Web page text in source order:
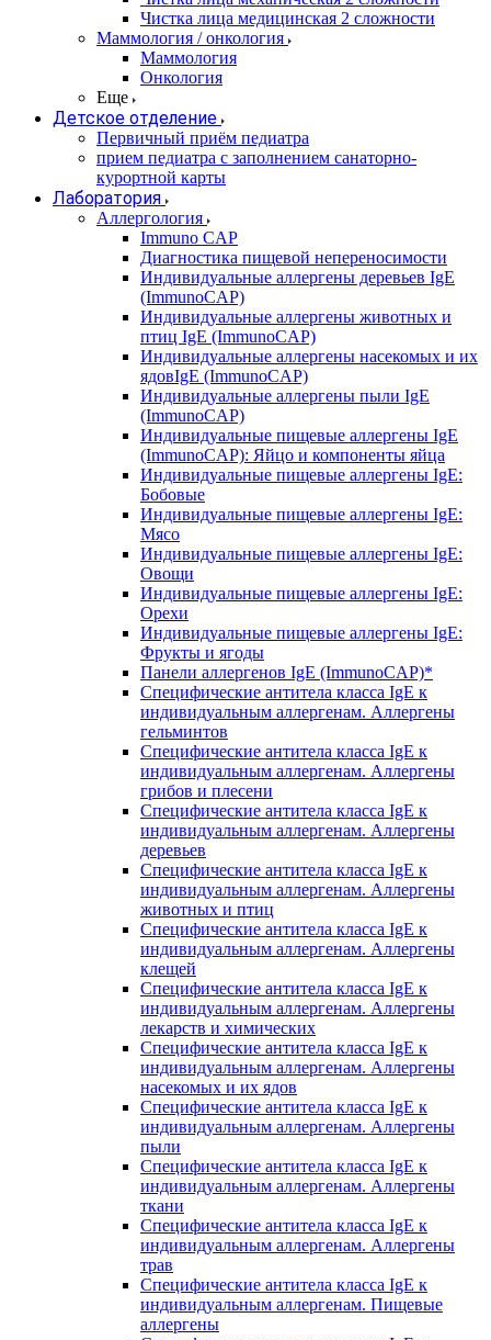
Чистка лица медицинская 2 сложности
Маммология / онкология
Маммология
Онкология
Еще
Детское отделение
Первичный приём педиатра
прием педиатра с заполнением санаторно-
курортной карты
Лаборатория
Аллергология
Immuno CAP
Диагностика пищевой непереносимости
Индивидуальные аллергены деревьев IgE
(ImmunoCAP)
Индивидуальные аллергены животных и
птиц IgE (ImmunoCAP)
Индивидуальные аллергены насекомых и их
ядовIgE (ImmunoCAP)
Индивидуальные аллергены пыли IgE
(ImmunoCAP)
Индивидуальные пищевые аллергены IgE
(ImmunoCAP): Яйцо и компоненты яйца
Индивидуальные пищевые аллергены IgE:
Бобовые
Индивидуальные пищевые аллергены IgE:
Мясо
Индивидуальные пищевые аллергены IgE:
Овощи
Индивидуальные пищевые аллергены IgE:
Орехи
Индивидуальные пищевые аллергены IgE:
Фрукты и ягоды
Панели аллергенов IgE (ImmunoCAP)*
Специфические антитела класса IgE к
индивидуальным аллергенам. Аллергены
гельминтов
Специфические антитела класса IgE к
индивидуальным аллергенам. Аллергены
грибов и плесени
Специфические антитела класса IgE к
индивидуальным аллергенам. Аллергены
деревьев
Специфические антитела класса IgE к
индивидуальным аллергенам. Аллергены
животных и птиц
Специфические антитела класса IgE к
индивидуальным аллергенам. Аллергены
клещей
Специфические антитела класса IgE к
индивидуальным аллергенам. Аллергены
лекарств и химических
Специфические антитела класса IgE к
индивидуальным аллергенам. Аллергены
насекомых и их ядов
Специфические антитела класса IgE к
индивидуальным аллергенам. Аллергены
пыли
Специфические антитела класса IgE к
индивидуальным аллергенам. Аллергены
ткани
Специфические антитела класса IgE к
индивидуальным аллергенам. Аллергены
трав
Специфические антитела класса IgE к
индивидуальным аллергенам. Пищевые
аллергены